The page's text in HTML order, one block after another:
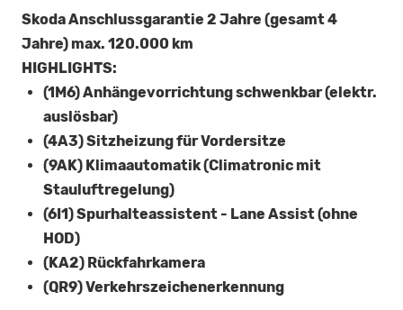
Skoda Anschlussgarantie 2 Jahre (gesamt 4
Jahre) max. 120.000 km
HIGHLIGHTS:
(1M6) Anhängevorrichtung schwenkbar (elektr.
auslösbar)
(4A3) Sitzheizung für Vordersitze
(9AK) Klimaautomatik (Climatronic mit
Stauluftregelung)
(6I1) Spurhalteassistent - Lane Assist (ohne
HOD)
(KA2) Rückfahrkamera
(QR9) Verkehrszeichenerkennung